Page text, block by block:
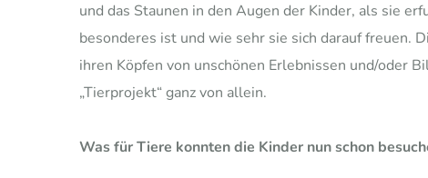
und das Staunen in den Augen der Kinder, als sie
besonderes ist und wie sehr sie sich darauf freuen.
ihren Köpfen von unschönen Erlebnissen und/oder
„Tierprojekt“ ganz von allein.
Was für Tiere konnten die Kinder nun schon